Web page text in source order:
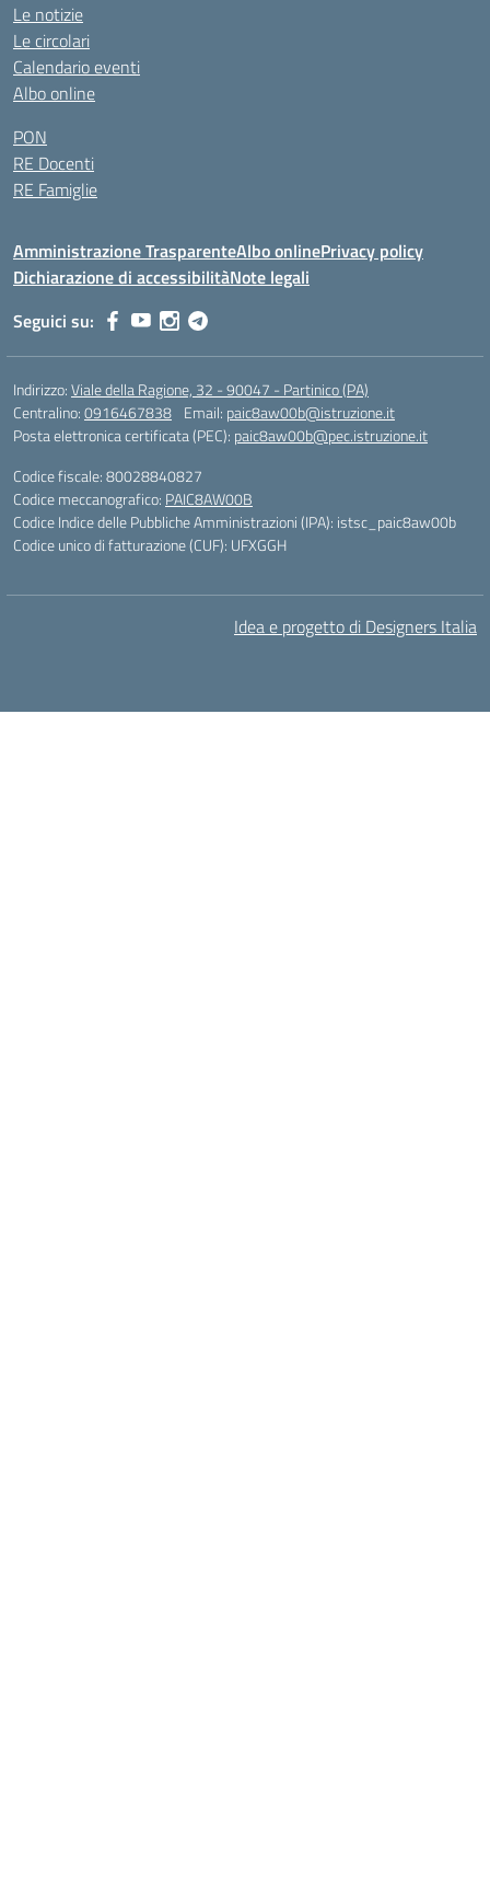
Le notizie
Le circolari
Calendario eventi
Albo online
PON
RE Docenti
RE Famiglie
Amministrazione TrasparenteAlbo onlinePrivacy policy
Dichiarazione di accessibilitàNote legali
Seguici su:
Indirizzo:Viale della Ragione, 32 - 90047 - Partinico (PA)
Centralino:0916467838 Email: paic8aw00b@istruzione.it
Posta elettronica certificata (PEC): paic8aw00b@pec.istruzione.it
Codice fiscale: 80028840827
Codice meccanografico: PAIC8AW00B
Codice Indice delle Pubbliche Amministrazioni (IPA): istsc_paic8aw00b
Codice unico di fatturazione (CUF): UFXGGH
Idea e progetto di Designers Italia